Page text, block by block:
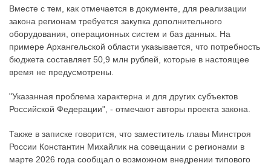
Вместе с тем, как отмечается в документе, для реализации
закона регионам требуется закупка дополнительного
оборудования, операционных систем и баз данных. На
примере Архангельской области указывается, что потребность
бюджета составляет 50,9 млн рублей, которые в настоящее
время не предусмотрены.
"Указанная проблема характерна и для других субъектов
Российской Федерации", - отмечают авторы проекта закона.
Также в записке говорится, что заместитель главы Минстроя
России Константин Михайлик на совещании с регионами в
марте 2026 года сообщал о возможном внедрении типового